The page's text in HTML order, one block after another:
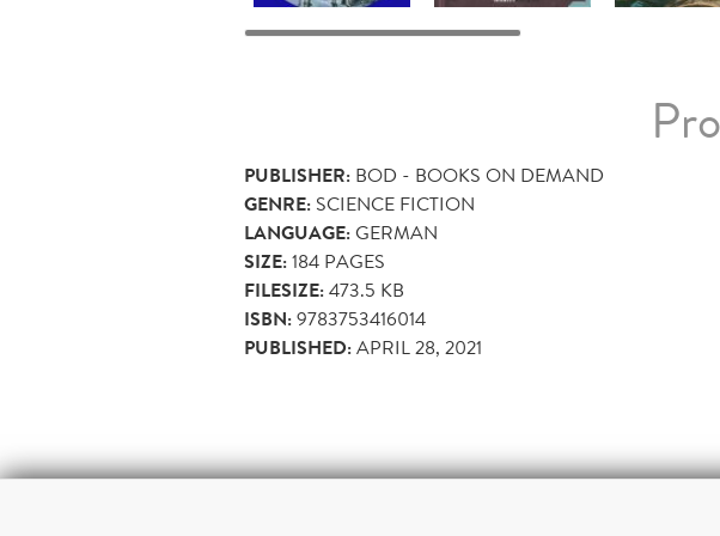
PUBLISHER: BOD - BOOKS ON DEMAND
GENRE: SCIENCE FICTION
LANGUAGE:GERMAN
SIZE:184 PAGES
FILESIZE:473.5 KB
ISBN:9783753416014
PUBLISHED:APRIL 28, 2021